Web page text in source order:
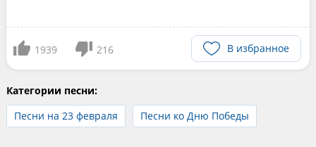
1939 216 В избранное
Категории песни:
Песни на 23 февраля
Песни ко Дню Победы